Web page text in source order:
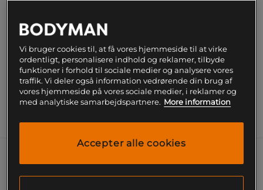
Iso-100 fra Dymatize er et premium-protein, der
kombinerer hydrolyseret valleproteinisolat med
valleproteinisolat, hvilket giver et velsmagende og
kvalitativt protein.
Læs mere
Information Næringsværdi og ingredienser
Protein er en essentiel del af et effektivt træningsprogram, da protein
bidrager til at øge muskelmassen. For dig, der leder efter et premium-
Vi bruger cookies til, at få vores hjemmeside til at virke
ordentligt, personalisere indhold og reklamer, tilbyde
funktioner i forhold til sociale medier og analysere vores
traffik. Vi deler også information vedrørende din brug af
vores hjemmeside på vores sociale medier, i reklamer og
med analytiske samarbejdspartnere. More information
Accepter alle cookies